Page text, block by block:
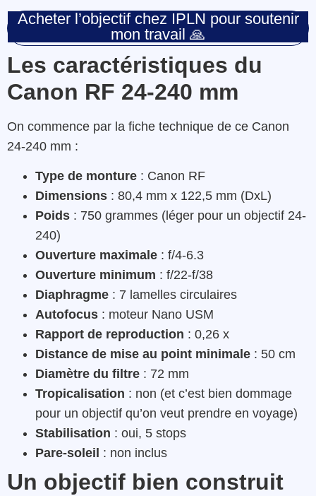
Acheter l’objectif chez IPLN pour soutenir
mon travail 🙏
Les caractéristiques du
Canon RF 24-240 mm
On commence par la fiche technique de ce Canon
24-240 mm :
Type de monture : Canon RF
Dimensions : 80,4 mm x 122,5 mm (DxL)
Poids : 750 grammes (léger pour un objectif 24-
240)
Ouverture maximale : f/4-6.3
Ouverture minimum : f/22-f/38
Diaphragme : 7 lamelles circulaires
Autofocus : moteur Nano USM
Rapport de reproduction : 0,26 x
Distance de mise au point minimale : 50 cm
Diamètre du filtre : 72 mm
Tropicalisation : non (et c’est bien dommage
pour un objectif qu’on veut prendre en voyage)
Stabilisation : oui, 5 stops
Pare-soleil : non inclus
Un objectif bien construit